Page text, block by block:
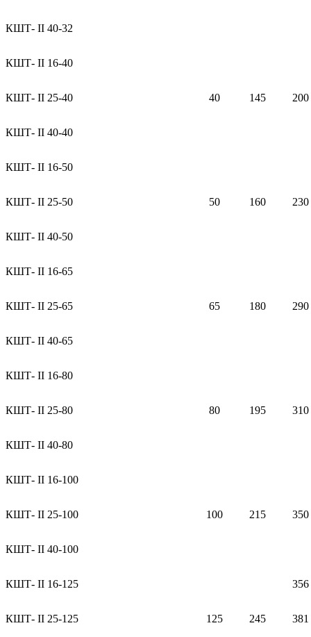
КШТ- II 40-32
КШТ- II 16-40
40 145 200
КШТ- II 25-40
КШТ- II 40-40
КШТ- II 16-50
50 160 230
КШТ- II 25-50
КШТ- II 40-50
КШТ- II 16-65
65 180 290
КШТ- II 25-65
КШТ- II 40-65
КШТ- II 16-80
80 195 310
КШТ- II 25-80
КШТ- II 40-80
КШТ- II 16-100
100 215 350
КШТ- II 25-100
КШТ- II 40-100
КШТ- II 16-125
125 245
356
КШТ- II 25-125 381